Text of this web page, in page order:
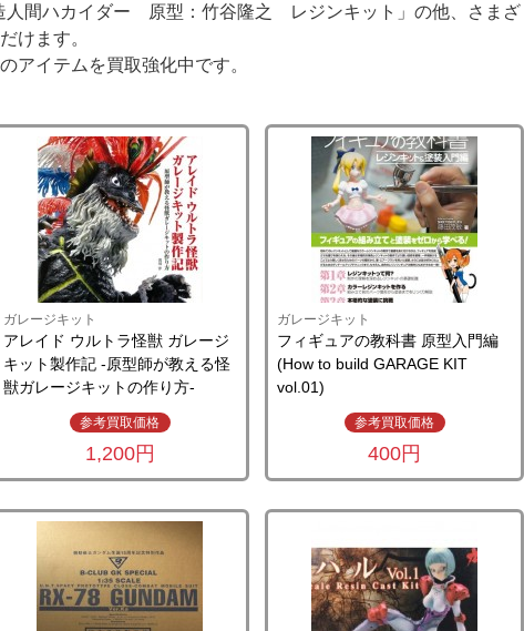
間ハカイダー 原型：竹谷隆之 レジンキット」の他、さまざ
けます。
アイテムを買取強化中です。
ガレージキット
アレイド ウルトラ怪獣 ガレージ
キット製作記 -原型師が教える怪
獣ガレージキットの作り方-
参考買取価格
1,200円
ガレージキット
フィギュアの教科書 原型入門編
(How to build GARAGE KIT
vol.01)
参考買取価格
400円